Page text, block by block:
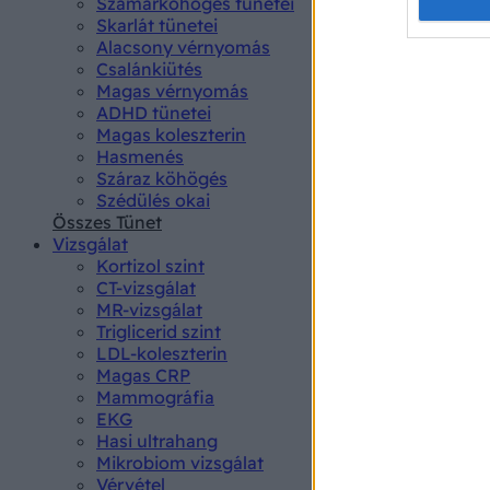
Skarlát tünetei
Alacsony vérnyomás
Csalánkiütés
Magas vérnyomás
ADHD tünetei
Magas koleszterin
Hasmenés
Száraz köhögés
Szédülés okai
Összes Tünet
Vizsgálat
Kortizol szint
CT-vizsgálat
MR-vizsgálat
Triglicerid szint
LDL-koleszterin
Magas CRP
Mammográfia
EKG
Hasi ultrahang
Mikrobiom vizsgálat
Vérvétel